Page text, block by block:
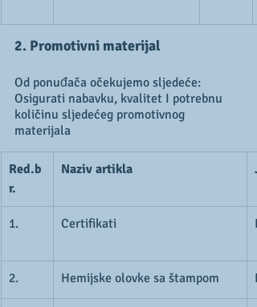
2. Promotivni materijal
Od ponuđača očekujemo sljedeće:
Osigurati nabavku, kvalitet I potrebnu
količinu sljedećeg promotivnog
materijala
Red.b
r.
Naziv artikla
1. Certifikati
2. Hemijske olovke sa štampom